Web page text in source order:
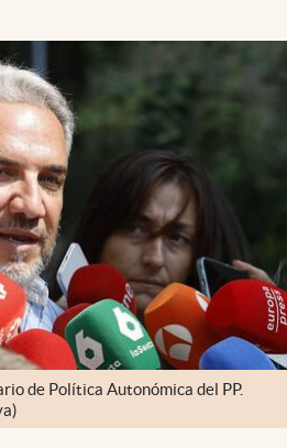
de Política Autonómica del PP.